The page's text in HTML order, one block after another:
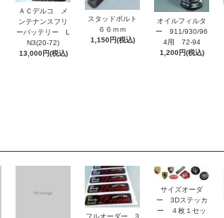
ＡＣデルコ メ
ンテナンスフリ
ーバッテリー L
N3(20-72)
13,000円(税込)
スタッドボルト
６６ｍｍ
1,150円(税込)
オイルフィルタ
ー 911/930/96
4用 72-94
1,200円(税込)
フルオーダー 3
サイズオーダ
ー 3Dステッカ
ー ４枚１セッ